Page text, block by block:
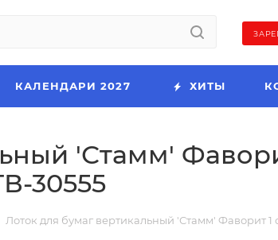
КАЛЕНДАРИ 2027 ХИТЫ
'Стамм'
30555
Лоток для бумаг вертикальный 'Стамм' Фаворит